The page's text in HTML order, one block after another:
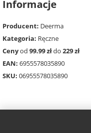
Informacje
Producent: Deerma
Kategoria: Ręczne
Cenyod 99.99 złdo 229 zł
EAN: 6955578035890
SKU: 06955578035890